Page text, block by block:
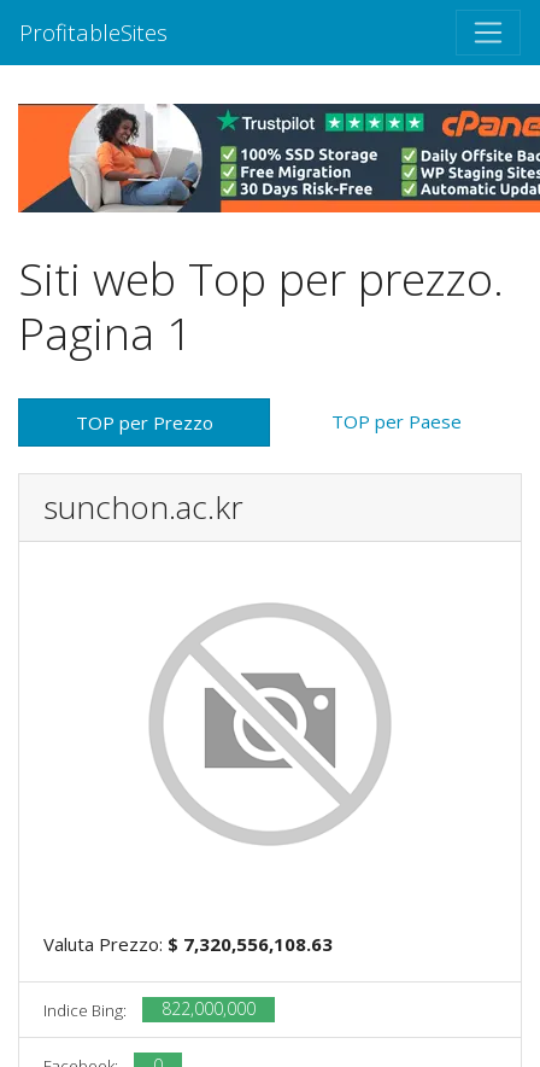
ProfitableSites
Siti web Top per prezzo.
Pagina 1
TOP per Prezzo TOP per Paese
sunchon.ac.kr
Valuta Prezzo: $ 7,320,556,108.63
Indice Bing: 822,000,000